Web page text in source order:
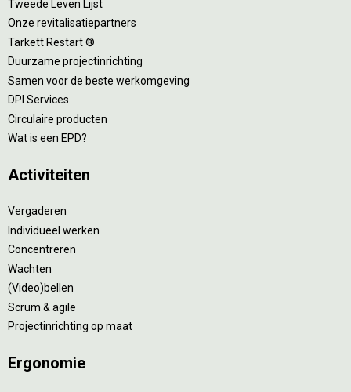
Tweede Leven Lijst
Onze revitalisatiepartners
Tarkett Restart ®
Duurzame projectinrichting
Samen voor de beste werkomgeving
DPI Services
Circulaire producten
Wat is een EPD?
Activiteiten
Vergaderen
Individueel werken
Concentreren
Wachten
(Video)bellen
Scrum & agile
Projectinrichting op maat
Ergonomie